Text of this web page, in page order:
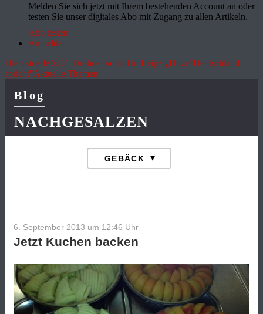
Melden Sie sich jetzt mit Ihrem bestehenden Account an oder
testen Sie unser digitales Abo mit Zugang zu allen Artikeln.
Abo testen
Anmelden
Die aktuelle ZEITDrohnenvorfall in LeipzigHitze"Deutschland
spricht"Aktuelle Themen
Blog
NACHGESALZEN
6. September 2013 um 12:46 Uhr
Jetzt Kuchen backen